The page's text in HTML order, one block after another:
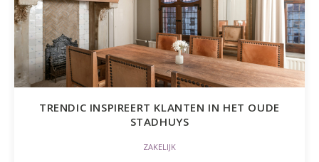
TRENDIC INSPIREERT KLANTEN IN HET OUDE
STADHUYS
ZAKELIJK